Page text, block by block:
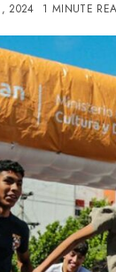
2024 1 MINUTE